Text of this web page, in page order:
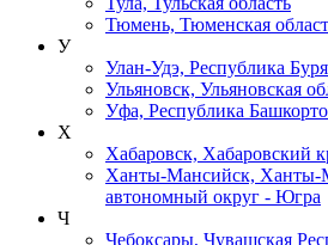
Тюмень, Тюменская
У
Улан-Удэ, Республика
Ульяновск, Ульяновская
Уфа, Республика
Х
Хабаровск, Хабаровский
Ханты-Мансийск, Ханты-
автономный округ - Югра
Ч
Чебоксары, Чувашская